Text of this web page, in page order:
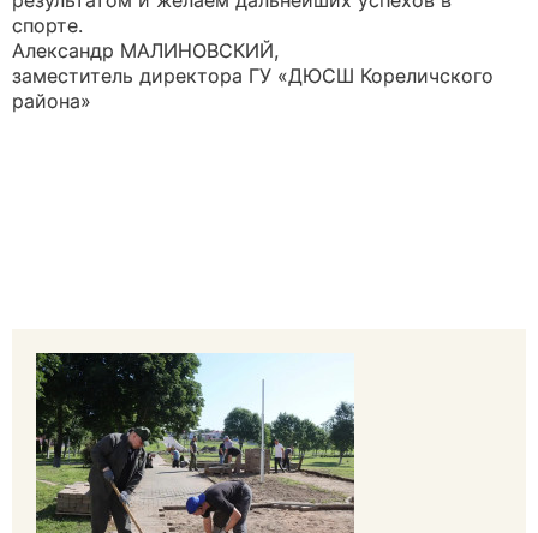
спорте.
Александр МАЛИНОВСКИЙ,
заместитель директора ГУ «ДЮСШ Кореличского
района»